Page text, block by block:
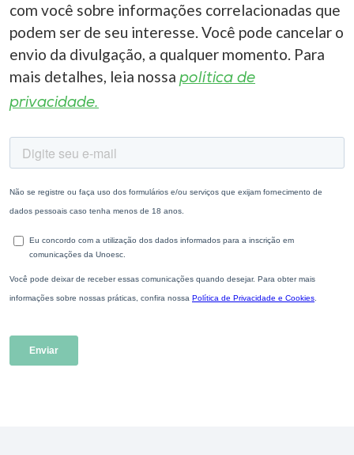
com você sobre informações correlacionadas que
podem ser de seu interesse. Você pode cancelar o
envio da divulgação, a qualquer momento. Para
mais detalhes, leia nossa política de
privacidade.